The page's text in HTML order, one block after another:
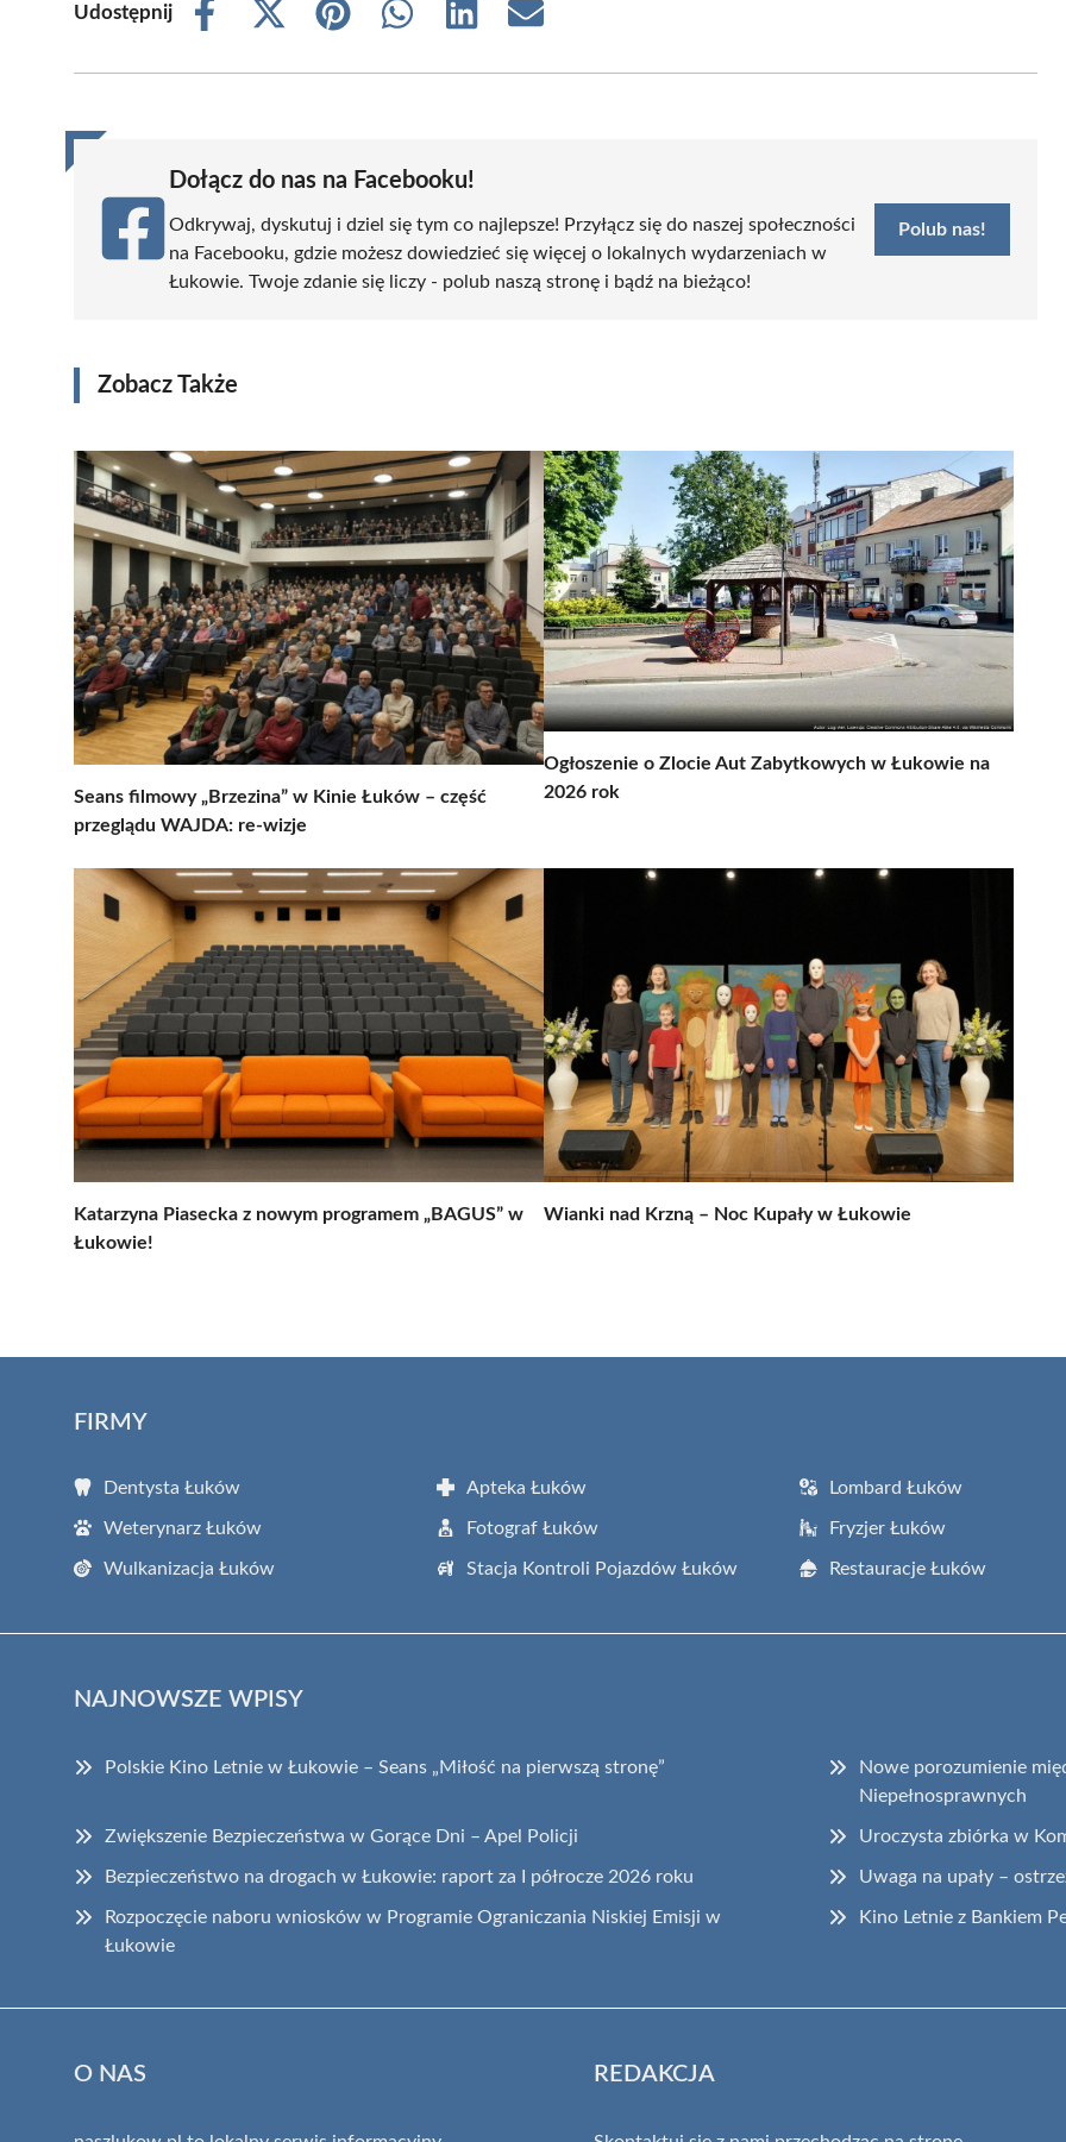
Udostępnij
Share
Share
(Twitter)
Share
Share
Share
Share
Dołącz do nas na Facebooku!
Odkrywaj, dyskutuj i dziel się tym co najlepsze! Przyłącz się do naszej społeczności
na Facebooku, gdzie możesz dowiedzieć się więcej o lokalnych wydarzeniach w
Łukowie. Twoje zdanie się liczy - polub naszą stronę i bądź na bieżąco!
Polub nas!
Zobacz Także
Seans filmowy „Brzezina” w Kinie Łuków – część
przeglądu WAJDA: re-wizje
Ogłoszenie o Zlocie Aut Zabytkowych w Łukowie na
2026 rok
Katarzyna Piasecka z nowym programem „BAGUS” w
Łukowie!
Wianki nad Krzną – Noc Kupały w Łukowie
FIRMY
Dentysta Łuków Apteka Łuków Lombard Łuków
Weterynarz Łuków Fotograf Łuków Fryzjer Łuków
Wulkanizacja Łuków Stacja Kontroli Pojazdów Łuków Restauracje Łuków
NAJNOWSZE WPISY
Polskie Kino Letnie w Łukowie – Seans „Miłość na pierwszą stronę”
Nowe porozumienie
Niepełnosprawnych
Zwiększenie Bezpieczeństwa w Gorące Dni – Apel Policji Uroczysta zbiórka w
Bezpieczeństwo na drogach w Łukowie: raport za I półrocze 2026 roku Uwaga na upały –
Rozpoczęcie naboru wniosków w Programie Ograniczania Niskiej Emisji w
Łukowie
Kino Letnie z Bankiem
O NAS REDAKCJA